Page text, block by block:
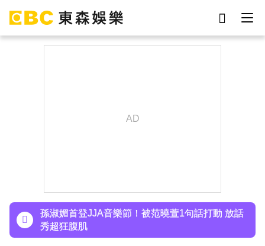
活久點」粉絲怒轟：別再差別對待
孫淑媚首登JJA音樂節！被范曉萱1句話打動 放話
秀超狂腹肌